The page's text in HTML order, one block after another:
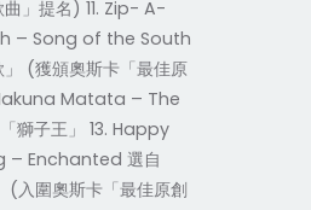
」提名) 11. Zip- A-
– Song of the South
(獲頒奧斯卡「最佳原
Matata – The
獅子王」 13. Happy
– Enchanted 選自
(入圍奧斯卡「最佳原創